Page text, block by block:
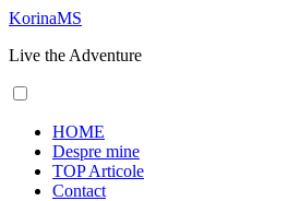
Skip
content
KorinaMS
Live the Adventure
Menu
HOME
Despre mine
TOP Articole
Contact